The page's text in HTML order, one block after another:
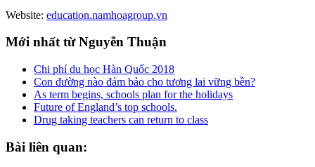
Website: education.namhoagroup.vn
Mới nhất từ Nguyễn Thuận
Chi phí du học Hàn Quốc 2018
Con đường nào đảm bảo cho tương lai vững bền?
As term begins, schools plan for the holidays
Future of England’s top schools.
Drug taking teachers can return to class
Bài liên quan: